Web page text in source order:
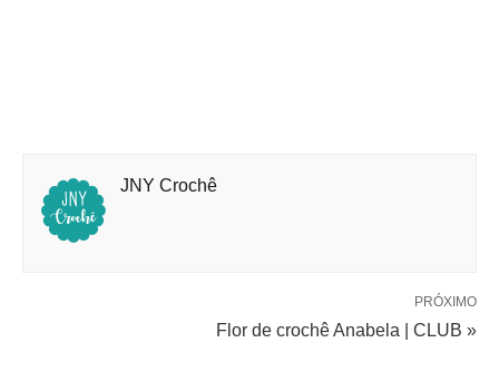
JNY Crochê
PRÓXIMO
Flor de crochê Anabela | CLUB »